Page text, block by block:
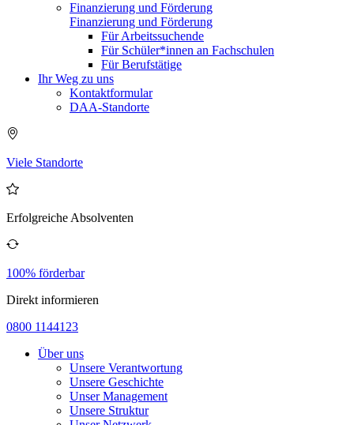
Finanzierung und Förderung
Finanzierung und Förderung
Für Arbeitssuchende
Für Schüler*innen an Fachschulen
Für Berufstätige
Ihr Weg zu uns
Kontaktformular
DAA-Standorte
Viele Standorte
Erfolgreiche Absolventen
100% förderbar
Direkt informieren
0800 1144123
Über uns
Unsere Verantwortung
Unsere Geschichte
Unser Management
Unsere Struktur